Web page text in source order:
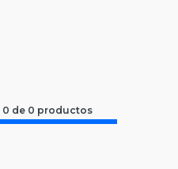
0 de 0 productos